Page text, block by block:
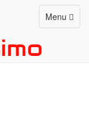
Toggle
navigation
Menu